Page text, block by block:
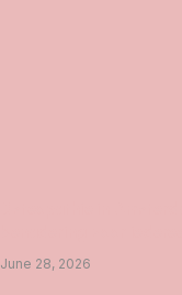
June 28, 2026